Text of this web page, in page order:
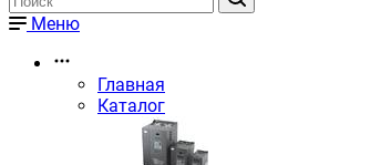
Меню
Главная
Каталог